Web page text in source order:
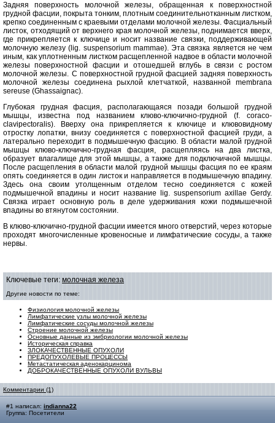
Задняя поверхность молочной железы, обращенная к поверхностной
грудной фасции, покрыта тонким, плотным соединительнотканным листком,
крепко соединенным с краевыми отделами молочной железы. Фасциальный
листок, отходящий от верхнего края молочной железы, поднимается вверх,
где прикрепляется к ключице и носит название связки, поддерживающей
молочную железу (lig. suspensorium mammae). Эта связка является не чем
иным, как уплотненным листком расщепленной надвое в области молочной
железы поверхностной фасции и отошедшей вглубь в связи с ростом
молочной железы. С поверхностной грудной фасцией задняя поверхность
молочной железы соединена рыхлой клетчаткой, названной membrana
sereuse (Ghassaignac).
Глубокая грудная фасция, располагающаяся позади большой грудной
мышцы, известна под названием клюво-ключично-грудной (f. coraco-
clavipectoralis). Вверху она прикрепляется к ключице и клювовидному
отростку лопатки, внизу соединяется с поверхностной фасцией груди, а
латерально переходит в подмышечную фасцию. В области малой грудной
мышцы клюво-ключично-грудная фасция, расщепляясь на два листка,
образует влагалище для этой мышцы, а также для подключичной мышцы.
После расщепления в области малой грудной мышцы фасция по ее краям
опять соединяется в один листок и направляется в подмышечную впадину.
Здесь она своим утолщенным отделом тесно соединяется с кожей
подмышечной впадины и носит название lig. suspensorium axillae Gerdy.
Связка играет основную роль в деле удерживания кожи подмышечной
впадины во втянутом состоянии.
В клюво-ключично-грудной фасции имеется много отверстий, через которые
проходят многочисленные кровеносные и лимфатические сосуды, а также
нервы.
Ключевые теги: молочная железа
Другие новости по теме:
Физиология молочной железы
Лимфатические узлы молочной железы
Лимфатические сосуды молочной железы
Строение молочной железы
Основные данные из эмбриологии молочной железы
Историческая справка
ЗЛОКАЧЕСТВЕННЫЕ ОПУХОЛИ
ПРЕДОПУХОЛЕВЫЕ ПРОЦЕССЫ
Метастатическая аденокарцинома
ДОБРОКАЧЕСТВЕННЫЕ ОПУХОЛИ ВУЛЬВЫ
Комментарии (1)
#1 написал: indianna22
Группа: Посетители